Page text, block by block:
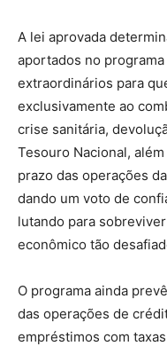
A lei aprovada
aportados no
extraordinários para
exclusivamente ao
crise sanitária,
Tesouro Nacional,
prazo das operações
dando um voto de
lutando para
econômico tão
O programa ainda
das operações de
empréstimos com